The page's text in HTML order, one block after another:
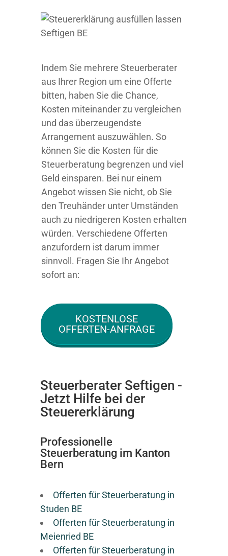
Indem Sie mehrere Steuerberater
aus Ihrer Region um eine Offerte
bitten, haben Sie die Chance,
Kosten miteinander zu vergleichen
und das überzeugendste
Arrangement auszuwählen. So
können Sie die Kosten für die
Steuerberatung begrenzen und viel
Geld einsparen. Bei nur einem
Angebot wissen Sie nicht, ob Sie
den Treuhänder unter Umständen
auch zu niedrigeren Kosten erhalten
würden. Verschiedene Offerten
anzufordern ist darum immer
sinnvoll. Fragen Sie Ihr Angebot
sofort an:
KOSTENLOSE
OFFERTEN-ANFRAGE
Steuerberater Seftigen -
Jetzt Hilfe bei der
Steuererklärung
Professionelle
Steuerberatung im Kanton
Bern
Offerten für Steuerberatung in
Studen BE
Offerten für Steuerberatung in
Meienried BE
Offerten für Steuerberatung in